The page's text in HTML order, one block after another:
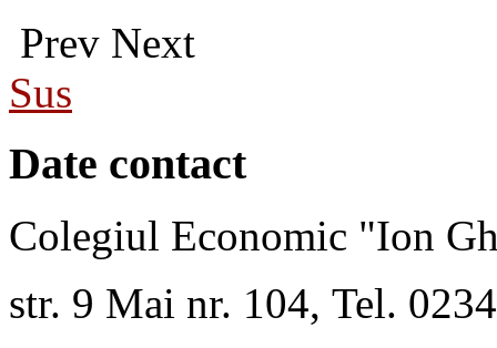
Prev Next
Sus
Date contact
Colegiul Economic "Ion
str. 9 Mai nr. 104, Tel.